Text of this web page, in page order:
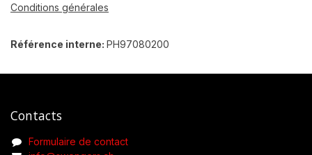
Conditions générales
Référence interne: PH97080200
Contacts
Formulaire de contact